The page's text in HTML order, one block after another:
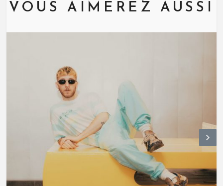
VOUS AIMEREZ AUSSI
N
ex